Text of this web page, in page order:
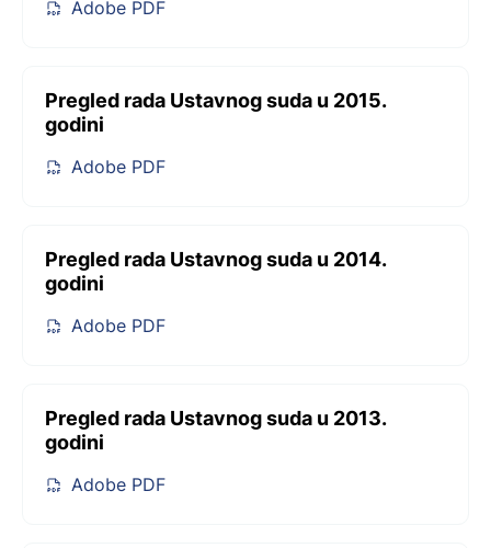
Adobe PDF
Pregled rada Ustavnog suda u 2015.
godini
Adobe PDF
Pregled rada Ustavnog suda u 2014.
godini
Adobe PDF
Pregled rada Ustavnog suda u 2013.
godini
Adobe PDF